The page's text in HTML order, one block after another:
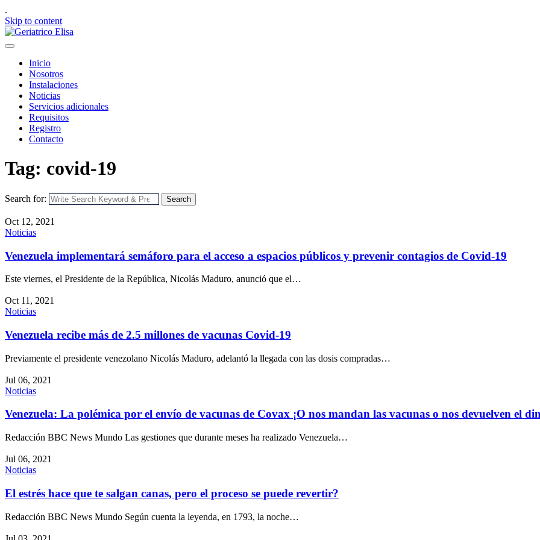
.
Skip to content
Inicio
Nosotros
Instalaciones
Noticias
Servicios adicionales
Requisitos
Registro
Contacto
Tag: covid-19
Search for: Search
Oct 12, 2021
Noticias
Venezuela implementará semáforo para el acceso a espacios públicos y prevenir contagios de Covid-19
Este viernes, el Presidente de la República, Nicolás Maduro, anunció que el…
Oct 11, 2021
Noticias
Venezuela recibe más de 2.5 millones de vacunas Covid-19
Previamente el presidente venezolano Nicolás Maduro, adelantó la llegada con las dosis compradas…
Jul 06, 2021
Noticias
Venezuela: La polémica por el envío de vacunas de Covax ¡O nos mandan las vacunas o nos devuelven el
Redacción BBC News Mundo Las gestiones que durante meses ha realizado Venezuela…
Jul 06, 2021
Noticias
El estrés hace que te salgan canas, pero el proceso se puede revertir?
Redacción BBC News Mundo Según cuenta la leyenda, en 1793, la noche…